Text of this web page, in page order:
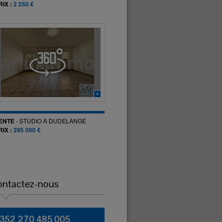
: 2 250 €
-STUDIOÀ DUDELANGE
: 295 000 €
nous
270 485 005